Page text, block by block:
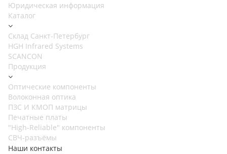
Юридическая информация
Каталог
Cклад Санкт-Петербург
HGH Infrared Systems
SCANCON
Продукция
Оптические компоненты
Волоконная оптика
ПЗС И КМОП матрицы
Печатные платы
"High-Reliable" компоненты
СВЧ-разъёмы
Наши контакты